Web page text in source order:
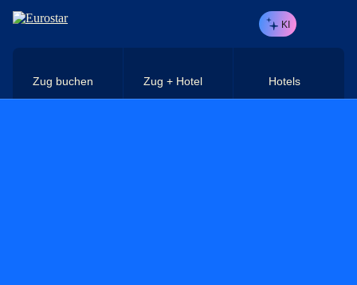
Direkt zum Hauptinhalt
KI
Zug buchen Zug + Hotel Hotels